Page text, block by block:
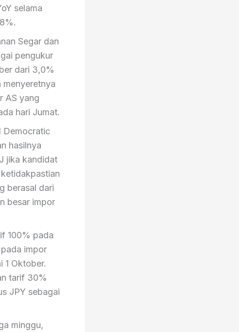
selama
Segar dan
pengukur
dari 3,0%
menyeretnya
AS yang
hari Jumat.
Democratic
hasilnya
jika kandidat
berasal dari
besar impor
100% pada
impor
1 Oktober.
tarif 30%
JPY sebagai
minggu,